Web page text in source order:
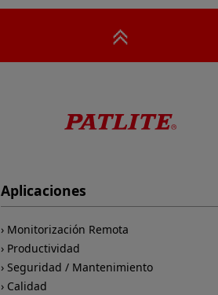
Aplicaciones
Monitorización Remota
Productividad
Seguridad / Mantenimiento
Calidad